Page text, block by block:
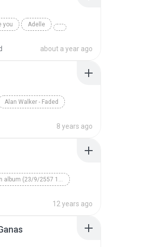
you Adelle
about a year ago
Alan Walker - Faded
8 years ago
Unknown album (23/9/2557 12:59:08)
12 years ago